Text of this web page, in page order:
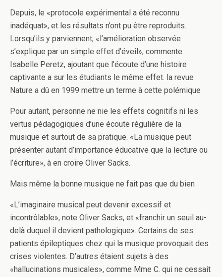
Depuis, le «protocole expérimental a été reconnu
inadéquat», et les résultats n’ont pu être reproduits.
Lorsqu’ils y parviennent, «l’amélioration observée
s’explique par un simple effet d’éveil», commente
Isabelle Peretz, ajoutant que l’écoute d’une histoire
captivante a sur les étudiants le même effet. la revue
Nature a dû en 1999 mettre un terme à cette polémique
Pour autant, personne ne nie les effets cognitifs ni les
vertus pédagogiques d’une écoute régulière de la
musique et surtout de sa pratique. «La musique peut
présenter autant d’importance éducative que la lecture ou
l’écriture», à en croire Oliver Sacks.
Mais même la bonne musique ne fait pas que du bien
«L’imaginaire musical peut devenir excessif et
incontrôlable», note Oliver Sacks, et «franchir un seuil au-
delà duquel il devient pathologique». Certains de ses
patients épileptiques chez qui la musique provoquait des
crises violentes. D’autres étaient sujets à des
«hallucinations musicales», comme Mme C. qui ne cessait